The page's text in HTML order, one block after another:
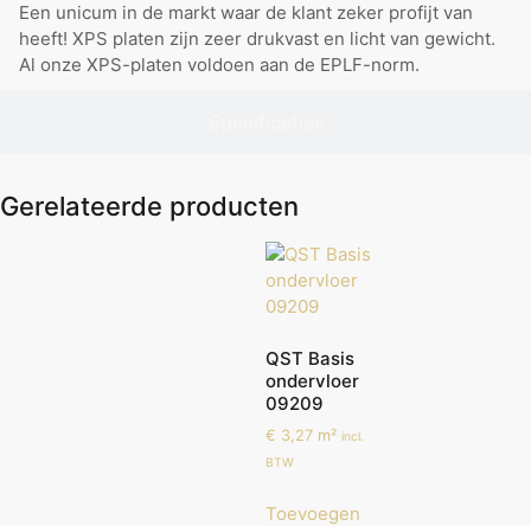
Een unicum in de markt waar de klant zeker profijt van
heeft! XPS platen zijn zeer drukvast en licht van gewicht.
Al onze XPS-platen voldoen aan de EPLF-norm.
Gerelateerde producten
QST Basis
ondervloer
09209
€ 3,27 m² incl.
BTW
Toevoegen